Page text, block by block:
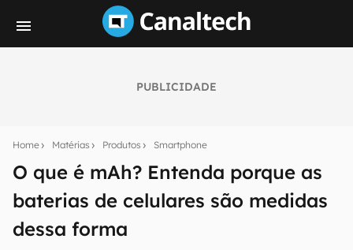
PUBLICIDADE
Home Matérias Produtos Smartphone
O que é mAh? Entenda porque as
baterias de celulares são medidas
dessa forma
notícias e reviews sobre tecnologia em primeira
E-mail